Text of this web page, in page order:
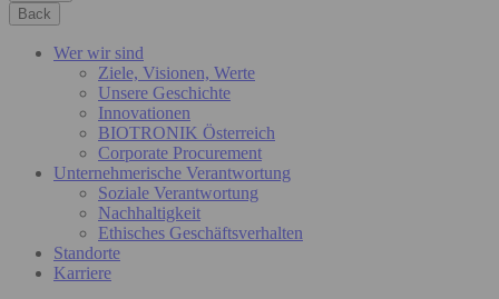
Back
Wer wir sind
Ziele, Visionen, Werte
Unsere Geschichte
Innovationen
BIOTRONIK Österreich
Corporate Procurement
Unternehmerische Verantwortung
Soziale Verantwortung
Nachhaltigkeit
Ethisches Geschäftsverhalten
Standorte
Karriere